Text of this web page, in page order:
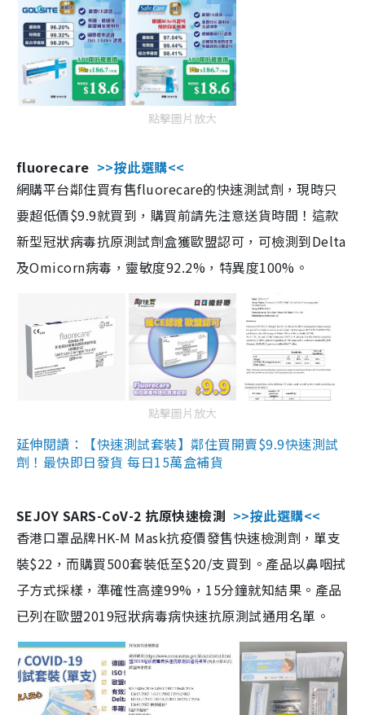
點擊圖片放大
fluorecare >>按此選購<<
網購平台鄰住買有售fluorecare的快速測試劑，現時只
要超低價$9.9就買到，購買前請先注意送貨時間！這款
新型冠狀病毒抗原測試劑盒獲歐盟認可，可檢測到Delta
及Omicorn病毒，靈敏度92.2%，特異度100%。
點擊圖片放大
延伸閱讀：【快速測試套裝】鄰住買開賣$9.9快速測試
劑！最快即日發貨 每日15萬盒補貨
SEJOY SARS-CoV-2 抗原快速檢測 >>按此選購<<
香港口罩品牌HK-M Mask抗疫價發售快速檢測劑，單支
裝$22，而購買500套裝低至$20/支買到。產品以鼻咽拭
子方式採樣，準確性高達99%，15分鐘就知結果。產品
已列在歐盟2019冠狀病毒病快速抗原測試通用名單。